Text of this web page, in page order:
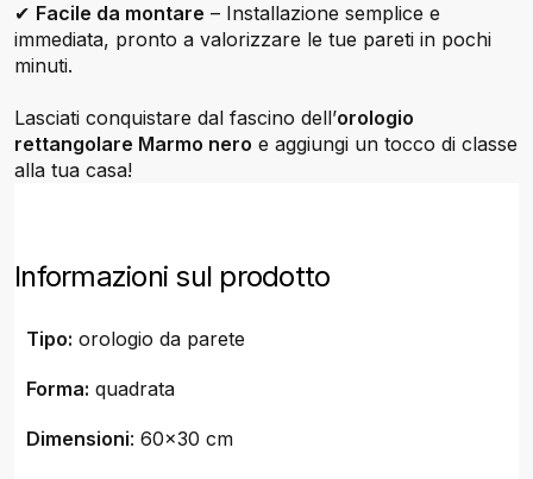
✔ Facile da montare – Installazione semplice e
immediata, pronto a valorizzare le tue pareti in pochi
minuti.
Lasciati conquistare dal fascino dell’orologio
rettangolare Marmo nero e aggiungi un tocco di classe
alla tua casa!
Informazioni sul prodotto
Tipo: orologio da parete
Forma: quadrata
Dimensioni: 60x30 cm